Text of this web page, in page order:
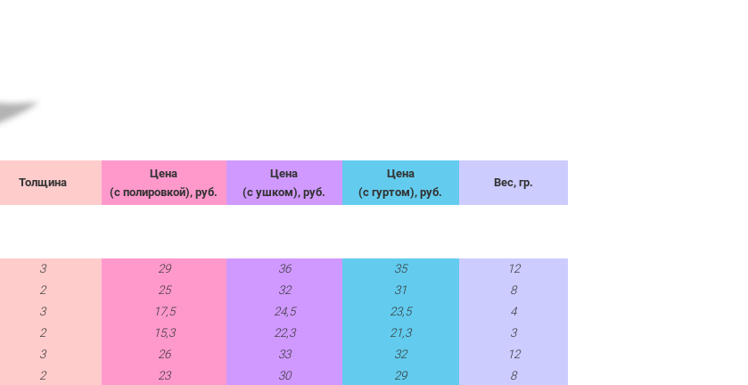
Толщина
Цена
(с полировкой), руб.
Цена
(с ушком), руб.
Цена
(с гуртом), руб.
Вес, гр.
3 29 36 35
12
2 25 32 31
8
3 17,5 24,5 23,5
4
2 15,3 22,3 21,3
3
3 26 33 32
12
2 23 30 29
8